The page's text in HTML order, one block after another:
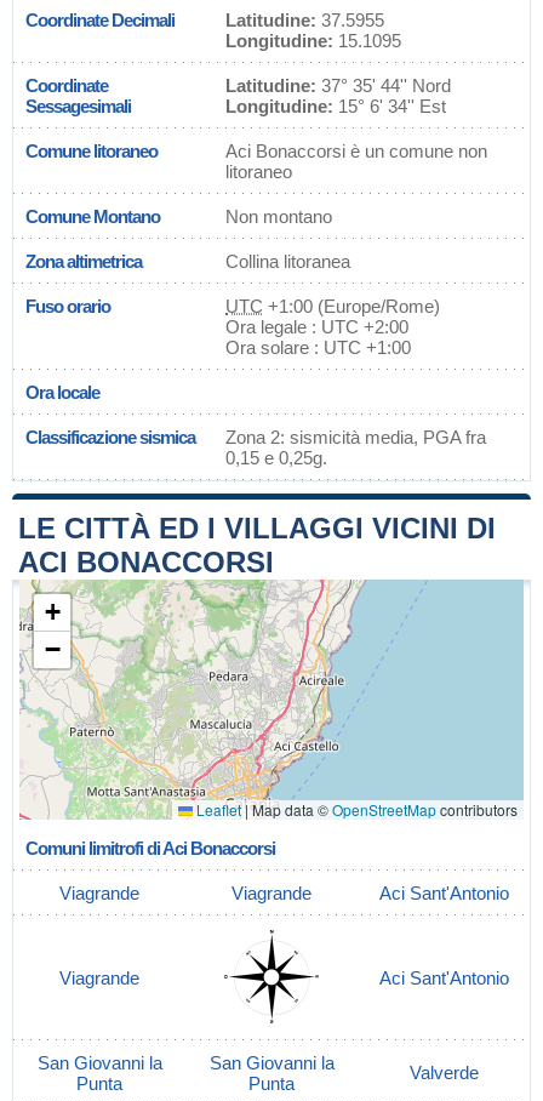
Coordinate Decimali Latitudine: 37.5955
Longitudine: 15.1095
Coordinate
Sessagesimali
Latitudine: 37° 35' 44'' Nord
Longitudine: 15° 6' 34'' Est
Comune litoraneo
Aci Bonaccorsi è un comune non
litoraneo
Comune Montano Non montano
Zona altimetrica Collina litoranea
Fuso orario UTC +1:00 (Europe/Rome)
Ora legale : UTC +2:00
Ora solare : UTC +1:00
Ora locale
Classificazione sismica
Zona 2: sismicità media, PGA fra
0,15 e 0,25g.
LE CITTÀ ED I VILLAGGI VICINI DI
ACI BONACCORSI
+
−
Leaflet|Map data ©OpenStreetMapcontributors
Comuni limitrofi di Aci Bonaccorsi
Viagrande Viagrande Aci Sant'Antonio
Viagrande Aci Sant'Antonio
San Giovanni la
Punta
San Giovanni la
Punta
Valverde